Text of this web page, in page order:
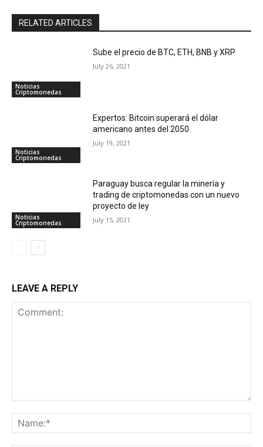
RELATED ARTICLES
Noticias
Criptomonedas
Sube el precio de BTC, ETH, BNB y XRP
July 26, 2021
Noticias
Criptomonedas
Expertos: Bitcoin superará el dólar
americano antes del 2050
July 19, 2021
Noticias
Criptomonedas
Paraguay busca regular la minería y
trading de criptomonedas con un nuevo
proyecto de ley
July 15, 2021
LEAVE A REPLY